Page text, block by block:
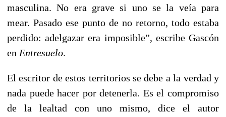
masculina. No era grave si uno se la veía para
mear. Pasado ese punto de no retorno, todo estaba
perdido: adelgazar era imposible”, escribe Gascón
en Entresuelo.
El escritor de estos territorios se debe a la verdad y
nada puede hacer por detenerla. Es el compromiso
de la lealtad con uno mismo, dice el autor